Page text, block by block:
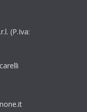
(P.Iva: